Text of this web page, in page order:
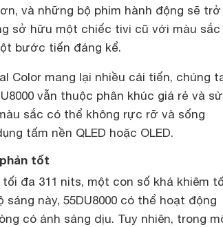
và những bộ phim hành động sẽ trở
sở hữu một chiếc tivi cũ với màu sắc
bước tiến đáng kể.
Color mang lại nhiều cải tiến, chúng
vẫn thuộc phân khúc giá rẻ và sử
sắc có thể không rực rỡ và sống
tấm nền QLED hoặc OLED.
tốt
tối đa 311 nits, một con số khá khiêm
này, 55DU8000 có thể hoạt động
có ánh sáng dịu. Tuy nhiên, trong